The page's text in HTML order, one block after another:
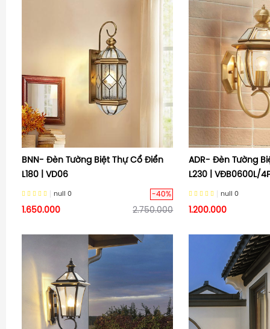
BNN- Đèn Tường Biệt Thự Cổ Điển
L180 | VD06
null 0 -40%
1.650.000 2.750.000
ADR- Đèn Tường
L230 | VĐB0600L/
null 0
1.200.000